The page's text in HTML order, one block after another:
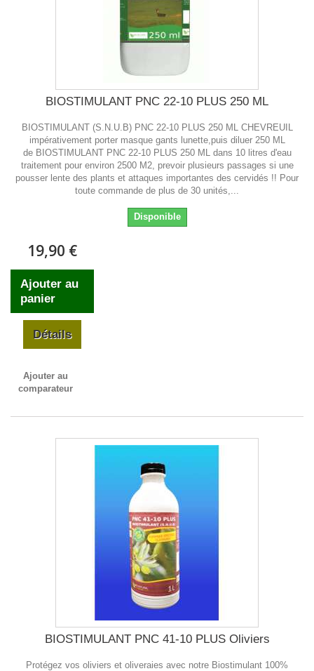
BIOSTIMULANT PNC 22-10 PLUS 250 ML
BIOSTIMULANT (S.N.U.B) PNC 22-10 PLUS 250 ML CHEVREUIL
impérativement porter masque gants lunette,puis diluer 250 ML
de BIOSTIMULANT PNC 22-10 PLUS 250 ML dans 10 litres d'eau
traitement pour environ 2500 M2, prevoir plusieurs passages si une
pousser lente des plants et attaques importantes des cervidés !! Pour
toute commande de plus de 30 unités,...
Disponible
19,90 €
Ajouter au
panier
Détails
Ajouter au
comparateur
BIOSTIMULANT PNC 41-10 PLUS Oliviers
Protégez vos oliviers et oliveraies avec notre Biostimulant 100%